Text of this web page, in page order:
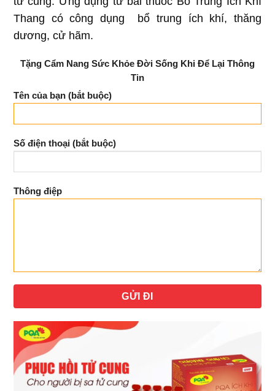
Thang có công dụng bổ trung ích khí, thăng
dương, cử hãm.
Tặng Cẩm Nang Sức Khỏe Đời Sống Khi Để Lại Thông
Tin
Tên của bạn (bắt buộc)
Số điện thoại (bắt buộc)
Thông điệp